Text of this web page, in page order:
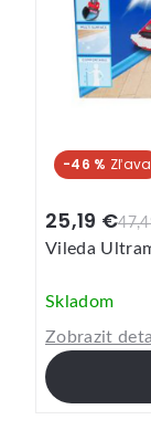
-46 %
25,19 €
Vileda
Skladom
Zobrazit